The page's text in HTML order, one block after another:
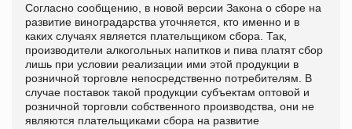
Согласно сообщению, в новой версии Закона о сборе на
развитие виноградарства уточняется, кто именно и в
каких случаях является плательщиком сбора. Так,
производители алкогольных напитков и пива платят сбор
лишь при условии реализации ими этой продукции в
розничной торговле непосредственно потребителям. В
случае поставок такой продукции субъектам оптовой и
розничной торговли собственного производства, они не
являются плательщиками сбора на развитие